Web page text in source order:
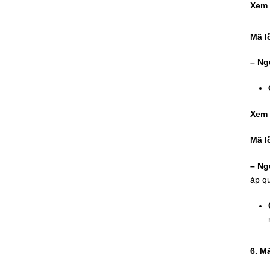
Mã
–
Mã
–
áp
6.